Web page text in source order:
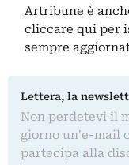
Artribune è
cliccare qui per
sempre
Lettera, la
Non perdetevi il
giorno un'e-mail
partecipa alla